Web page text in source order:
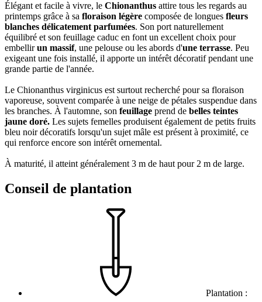
Élégant et facile à vivre, le Chionanthus attire tous les regards au
printemps grâce à sa floraison légère composée de longues fleurs
blanches délicatement parfumées. Son port naturellement
équilibré et son feuillage caduc en font un excellent choix pour
embellirun massif, une pelouse ou les abords d'une terrasse. Peu
exigeant une fois installé, il apporte un intérêt décoratif pendant une
grande partie de l'année.
Le Chionanthus virginicus est surtout recherché pour sa floraison
vaporeuse, souvent comparée à une neige de pétales suspendue dans
les branches. À l'automne, son feuillage prend de belles teintes
jaune doré. Les sujets femelles produisent également de petits fruits
bleu noir décoratifs lorsqu'un sujet mâle est présent à proximité, ce
qui renforce encore son intérêt ornemental.
À maturité, il atteint généralement 3 m de haut pour 2 m de large.
Conseil de plantation
Plantation :